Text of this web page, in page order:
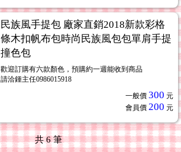
民族風手提包 廠家直銷2018新款彩格
條木扣帆布包時尚民族風包包單肩手提
撞色包
歡迎訂購有六款顏色，預購約一週能收到商品
請洽鍾主任0986015918
一般價 300 元
會員價 200 元
共 6 筆